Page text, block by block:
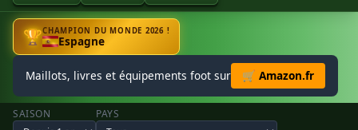
🏆CHAMPION DU MONDE 2026 !
Espagne
Maillots, livres et équipements foot sur 🛒 Amazon.fr
SAISON PAYS